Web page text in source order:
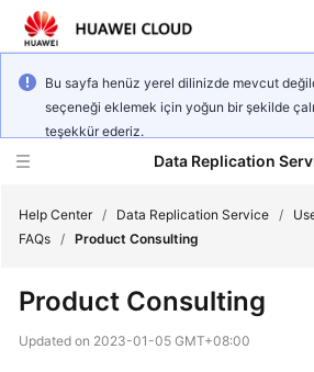
Bu sayfa henüz yerel dilinizde mevcut
seçeneği eklemek için yoğun bir şekilde
teşekkür ederiz.
Data Replication
New
Help Center / Data Replication Service /
FAQs / Product Consulting
Product Consulting
Updated on 2023-01-05 GMT+08:00